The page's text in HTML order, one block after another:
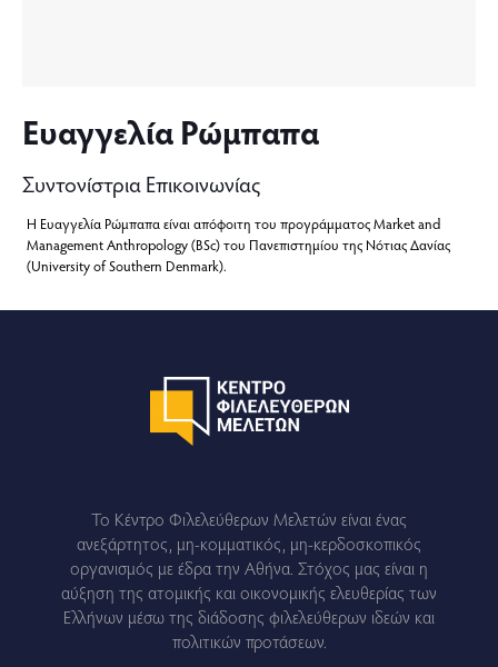
Ευαγγελία Ρώμπαπα
Συντονίστρια Επικοινωνίας
Η Ευαγγελία Ρώμπαπα είναι απόφοιτη του προγράμματος Market and
Management Anthropology (BSc) του Πανεπιστημίου της Νότιας Δανίας
(University of Southern Denmark).
Το Κέντρο Φιλελεύθερων Μελετών είναι ένας
ανεξάρτητος, μη-κομματικός, μη-κερδοσκοπικός
οργανισμός με έδρα την Αθήνα. Στόχος μας είναι η
αύξηση της ατομικής και οικονομικής ελευθερίας των
Ελλήνων μέσω της διάδοσης φιλελεύθερων ιδεών και
πολιτικών προτάσεων.